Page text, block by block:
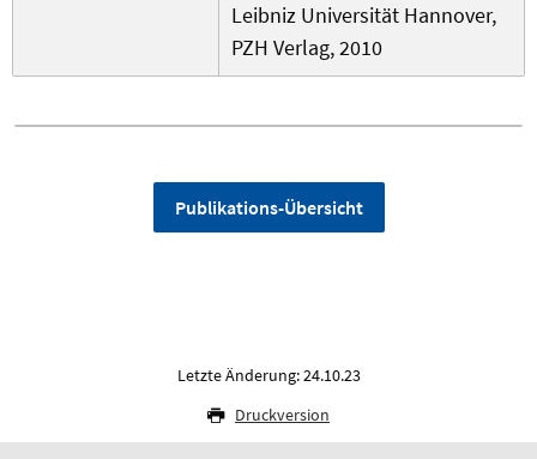
Leibniz Universität Hannover,
PZH Verlag, 2010
Publikations-Übersicht
Letzte Änderung: 24.10.23
Druckversion